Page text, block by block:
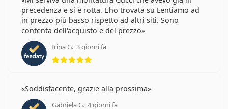
precedenza e si è rotta. L'ho trovata su Lentiamo ad
in prezzo più basso rispetto ad altri siti. Sono
contenta dell'acquisto e del prezzo
Irina G., 3 giorni fa
Soddisfacente, grazie alla prossima
Gabriela G., 4 giorni fa